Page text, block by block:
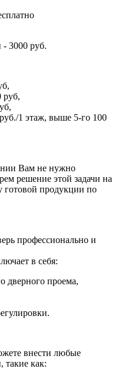
3000 руб.
руб,
1 этаж, выше 5-го 100
Вам не нужно
решение этой задачи на
готовой продукции по
профессионально и
в себя:
дверного проема,
внести любые
такие как: